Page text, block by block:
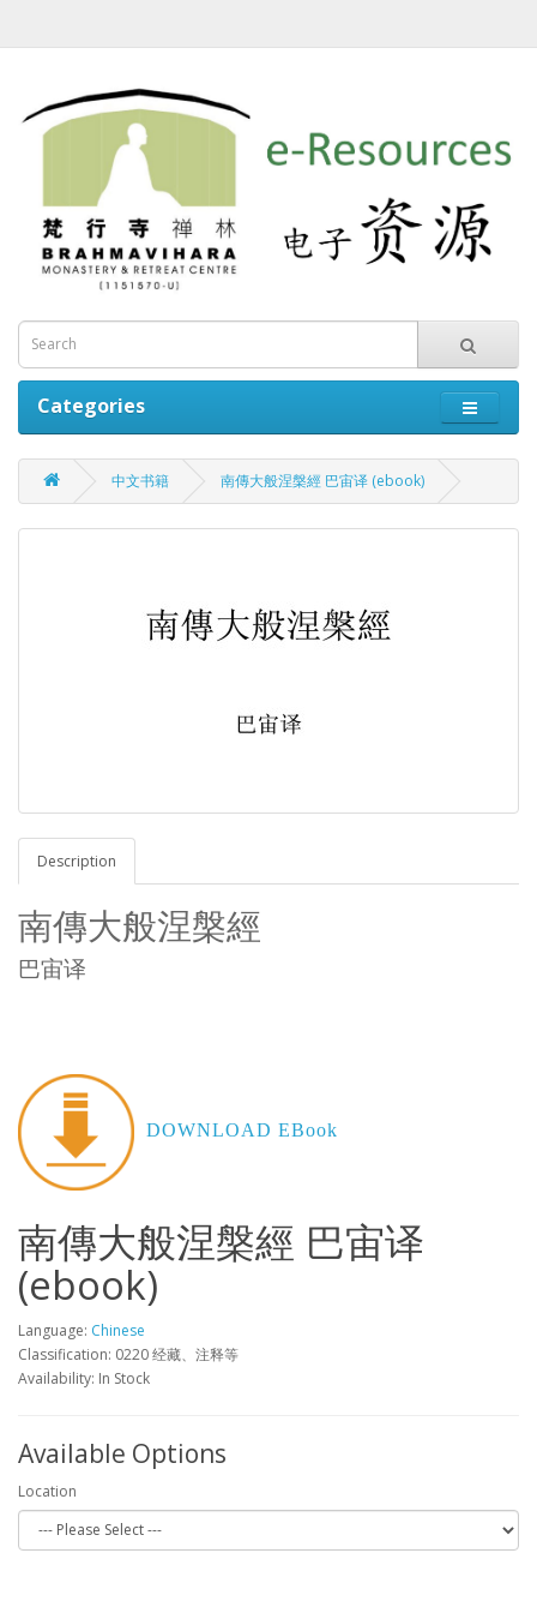
Categories
中文书籍 南傳大般涅槃經 巴宙译 (ebook)
Description
南傳大般涅槃經
巴宙译
DOWNLOAD EBook
南傳大般涅槃經 巴宙译
(ebook)
Language: Chinese
Classification: 0220 经藏、注释等
Availability: In Stock
Available Options
Location